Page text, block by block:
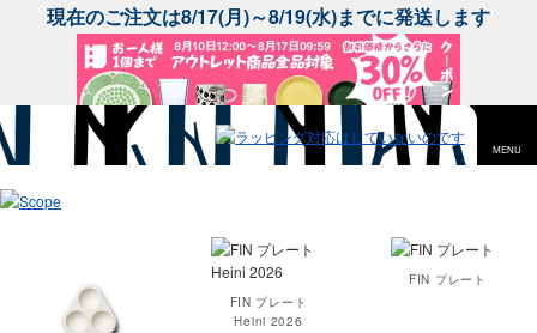
現在のご注文は8/17(月)～8/19(水)までに発送します
MENU
FIN プレート
Heini 2026
FIN プレート